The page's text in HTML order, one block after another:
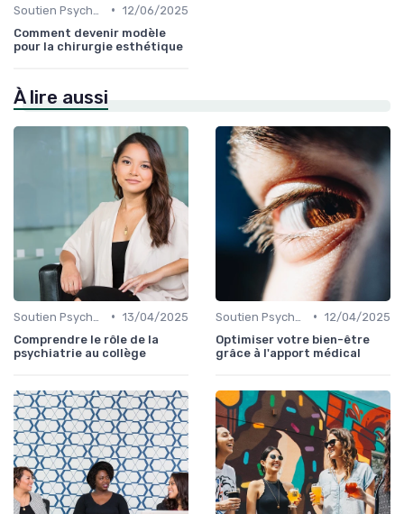
• 12/06/2025
Comment devenir modèle
pour la chirurgie esthétique
À lire aussi
• 13/04/2025
Comprendre le rôle de la
psychiatrie au collège
• 12/04/2025
Optimiser votre bien-être
grâce à l'apport médical